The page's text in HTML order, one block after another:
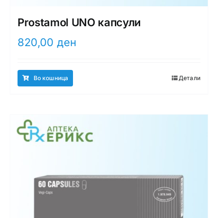
Prostamol UNO капсули
820,00 ден
Во кошница Детали